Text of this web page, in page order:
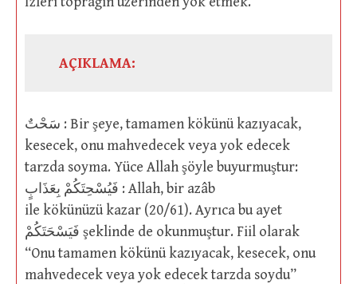
AÇIKLAMA:
سَحْتٌ : Bir şeye, tamamen kökünü kazıyacak,
kesecek, onu mahvedecek veya yok edecek
tarzda soyma. Yüce Allah şöyle buyurmuştur:
فَيُسْحِتَكُمْ بِعَذَابٍ : Allah, bir azâb
ile kökünüzü kazar (20/61). Ayrıca bu ayet
فَيَسْحَتَكُمْ şeklinde de okunmuştur. Fiil olarak
“Onu tamamen kökünü kazıyacak, kesecek, onu
mahvedecek veya yok edecek tarzda soydu”